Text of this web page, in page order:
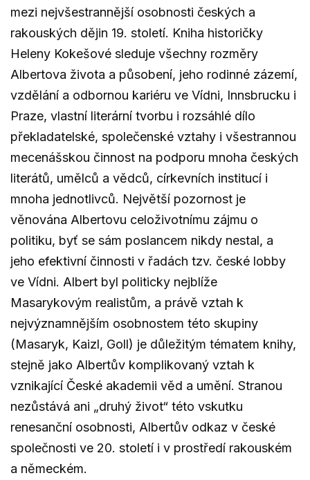
mezi nejvšestrannější osobnosti českých a
rakouských dějin 19. století. Kniha historičky
Heleny Kokešové sleduje všechny rozměry
Albertova života a působení, jeho rodinné zázemí,
vzdělání a odbornou kariéru ve Vídni, Innsbrucku i
Praze, vlastní literární tvorbu i rozsáhlé dílo
překladatelské, společenské vztahy i všestrannou
mecenášskou činnost na podporu mnoha českých
literátů, umělců a vědců, církevních institucí i
mnoha jednotlivců. Největší pozornost je
věnována Albertovu celoživotnímu zájmu o
politiku, byť se sám poslancem nikdy nestal, a
jeho efektivní činnosti v řadách tzv. české lobby
ve Vídni. Albert byl politicky nejblíže
Masarykovým realistům, a právě vztah k
nejvýznamnějším osobnostem této skupiny
(Masaryk, Kaizl, Goll) je důležitým tématem knihy,
stejně jako Albertův komplikovaný vztah k
vznikající České akademii věd a umění. Stranou
nezůstává ani „druhý život“ této vskutku
renesanční osobnosti, Albertův odkaz v české
společnosti ve 20. století i v prostředí rakouském
a německém.